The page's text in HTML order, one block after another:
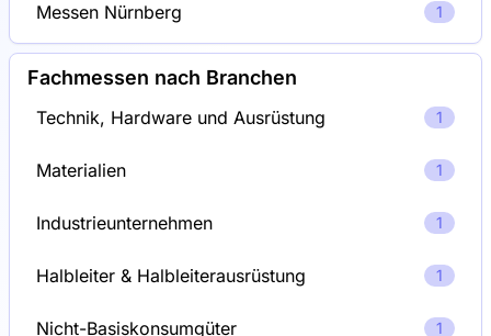
Messen Nürnberg 1
Fachmessen nach Branchen
Technik, Hardware und Ausrüstung 1
Materialien 1
Industrieunternehmen 1
Halbleiter & Halbleiterausrüstung 1
Nicht-Basiskonsumgüter 1